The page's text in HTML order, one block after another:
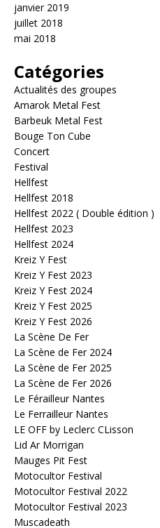
janvier 2019
juillet 2018
mai 2018
Catégories
Actualités des groupes
Amarok Metal Fest
Barbeuk Metal Fest
Bouge Ton Cube
Concert
Festival
Hellfest
Hellfest 2018
Hellfest 2022 ( Double édition )
Hellfest 2023
Hellfest 2024
Kreiz Y Fest
Kreiz Y Fest 2023
Kreiz Y Fest 2024
Kreiz Y Fest 2025
Kreiz Y Fest 2026
La Scène De Fer
La Scène de Fer 2024
La Scène de Fer 2025
La Scène de Fer 2026
Le Férailleur Nantes
Le Ferrailleur Nantes
LE OFF by Leclerc CLisson
Lid Ar Morrigan
Mauges Pit Fest
Motocultor Festival
Motocultor Festival 2022
Motocultor Festival 2023
Muscadeath